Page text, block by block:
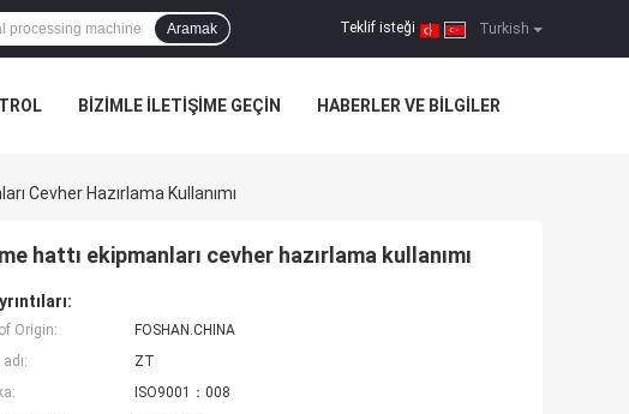
Turkish
Teklif isteği |
Aramak
BIZIMLE ILETIŞIME GEÇIN HABERLER VE BILGILER
Cevher Hazırlama Kullanımı
hattı ekipmanları cevher hazırlama kullanımı
Origin:
FOSHAN.CHINA
ZT
ISO9001：008